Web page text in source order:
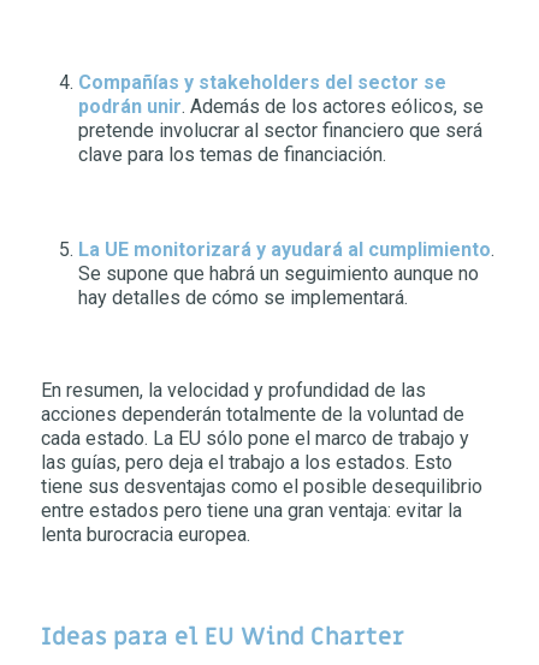
Compañías y stakeholders del sector se
podrán unir. Además de los actores eólicos, se
pretende involucrar al sector financiero que será
clave para los temas de financiación.
La UE monitorizará y ayudará al cumplimiento.
Se supone que habrá un seguimiento aunque no
hay detalles de cómo se implementará.
En resumen, la velocidad y profundidad de las
acciones dependerán totalmente de la voluntad de
cada estado. La EU sólo pone el marco de trabajo y
las guías, pero deja el trabajo a los estados. Esto
tiene sus desventajas como el posible desequilibrio
entre estados pero tiene una gran ventaja: evitar la
lenta burocracia europea.
Ideas para el EU Wind Charter